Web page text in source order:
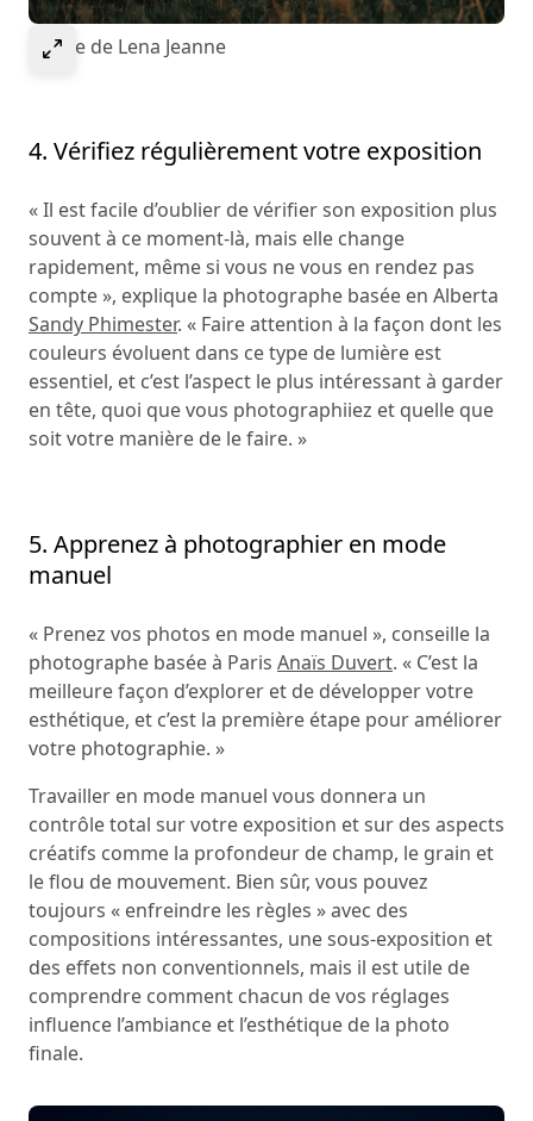
Select to expand image
Image de Lena Jeanne
4. Vérifiez régulièrement votre exposition
« Il est facile d’oublier de vérifier son exposition plus
souvent à ce moment-là, mais elle change
rapidement, même si vous ne vous en rendez pas
compte », explique la photographe basée en Alberta
Sandy Phimester. « Faire attention à la façon dont les
couleurs évoluent dans ce type de lumière est
essentiel, et c’est l’aspect le plus intéressant à garder
en tête, quoi que vous photographiiez et quelle que
soit votre manière de le faire. »
5. Apprenez à photographier en mode
manuel
« Prenez vos photos en mode manuel », conseille la
photographe basée à Paris Anaïs Duvert. « C’est la
meilleure façon d’explorer et de développer votre
esthétique, et c’est la première étape pour améliorer
votre photographie. »
Travailler en mode manuel vous donnera un
contrôle total sur votre exposition et sur des aspects
créatifs comme la profondeur de champ, le grain et
le flou de mouvement. Bien sûr, vous pouvez
toujours « enfreindre les règles » avec des
compositions intéressantes, une sous-exposition et
des effets non conventionnels, mais il est utile de
comprendre comment chacun de vos réglages
influence l’ambiance et l’esthétique de la photo
finale.